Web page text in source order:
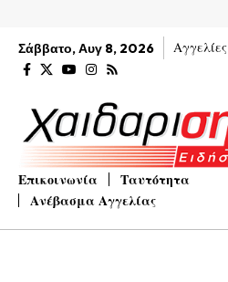
Σάββατο, Αυγ 8, 2026 Αγγελίες
Επικοινωνία
Ταυτότητα
Ανέβασμα Αγγελίας